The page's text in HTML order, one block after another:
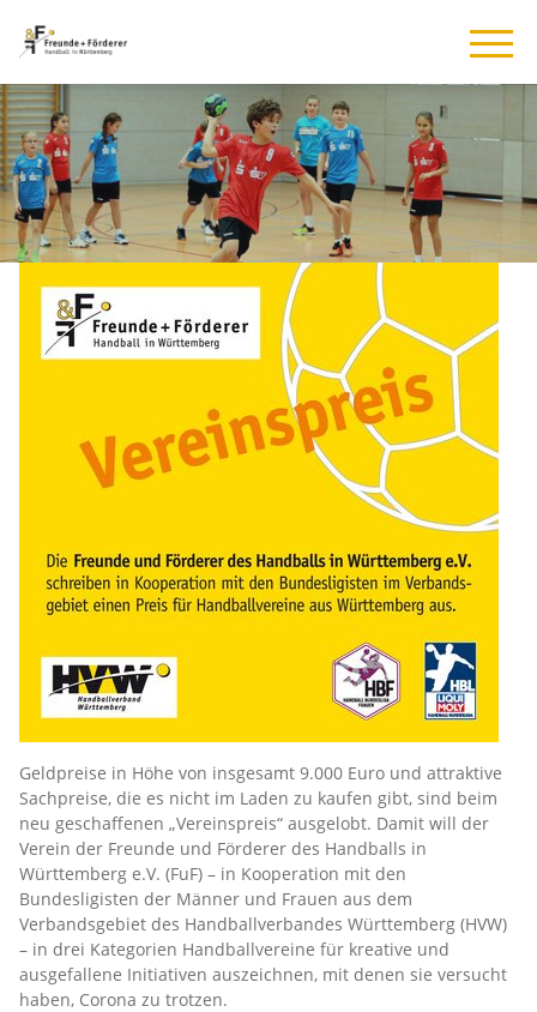
Previous
Geldpreise in Höhe von insgesamt 9.000 Euro und attraktive
Sachpreise, die es nicht im Laden zu kaufen gibt, sind beim
neu geschaffenen „Vereinspreis“ ausgelobt. Damit will der
Verein der Freunde und Förderer des Handballs in
Württemberg e.V. (FuF) – in Kooperation mit den
Bundesligisten der Männer und Frauen aus dem
Verbandsgebiet des Handballverbandes Württemberg (HVW)
– in drei Kategorien Handballvereine für kreative und
ausgefallene Initiativen auszeichnen, mit denen sie versucht
haben, Corona zu trotzen.